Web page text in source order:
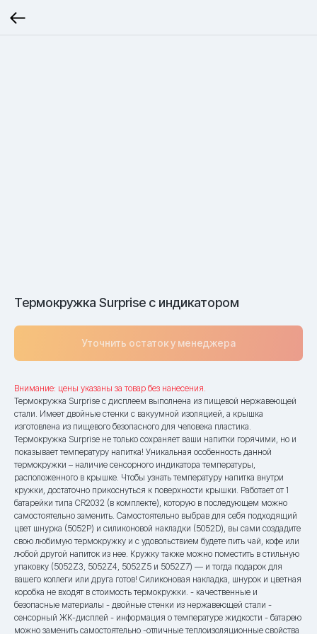
Термокружка Surprise с индикатором
Уточнить остаток у менеджера
Внимание: цены указаны за товар без нанесения.
Термокружка Surprise с дисплеем выполнена из пищевой нержавеющей
стали. Имеет двойные стенки с вакуумной изоляцией, а крышка
изготовлена из пищевого безопасного для человека пластика.
Термокружка Surprise не только сохраняет ваши напитки горячими, но и
показывает температуру напитка! Уникальная особенность данной
термокружки – наличие сенсорного индикатора температуры,
расположенного в крышке. Чтобы узнать температуру напитка внутри
кружки, достаточно прикоснуться к поверхности крышки. Работает от 1
батарейки типа CR2032 (в комплекте), которую в последующем можно
самостоятельно заменить. Самостоятельно выбрав для себя подходящий
цвет шнурка (5052P) и силиконовой накладки (5052D), вы сами создадите
свою любимую термокружку и с удовольствием будете пить чай, кофе или
любой другой напиток из нее. Кружку также можно поместить в стильную
упаковку (5052Z3, 5052Z4, 5052Z5 и 5052Z7) — и тогда подарок для
вашего коллеги или друга готов! Силиконовая накладка, шнурок и цветная
коробка не входят в стоимость термокружки. - качественные и
безопасные материалы - двойные стенки из нержавеющей стали -
сенсорный ЖК-дисплей - информация о температуре жидкости - батарею
можно заменить самостоятельно -отличные теплоизоляционные свойства